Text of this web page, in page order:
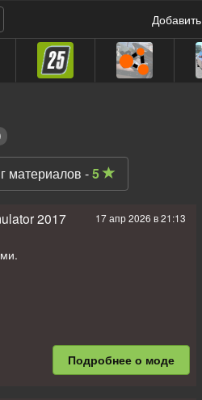
Добавить
материалов -5
17 апр 2026 в 21:13
2017
Подробнее о моде